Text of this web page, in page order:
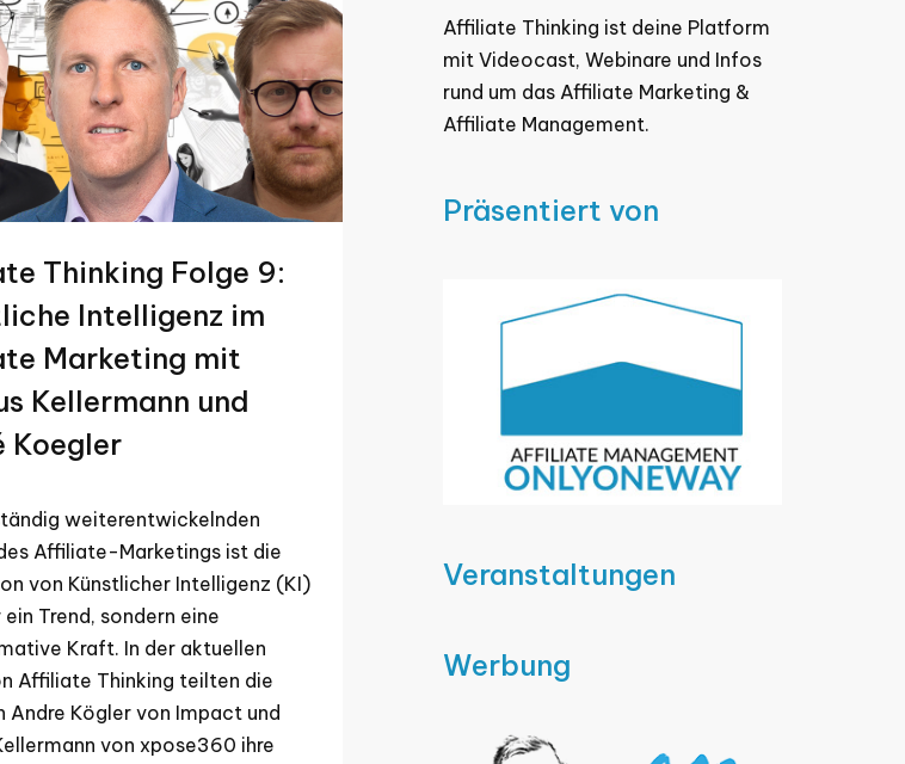
Thinking Folge 9:
Intelligenz im
Marketing mit
Kellermann und
Koegler
weiterentwickelnden
Affiliate-Marketings ist die
von Künstlicher Intelligenz (KI)
Trend, sondern eine
Kraft. In der aktuellen
Affiliate Thinking teilten die
Andre Kögler von Impact und
von xpose360 ihre
Affiliate Thinking ist deine Platform
mit Videocast, Webinare und Infos
rund um das Affiliate Marketing &
Affiliate Management.
Präsentiert von
Veranstaltungen
Werbung